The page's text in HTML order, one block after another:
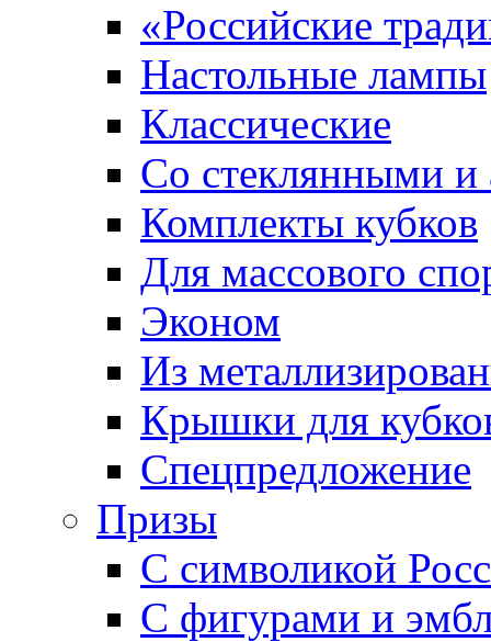
«Российские
Настольные лампы
Классические
Со стеклянными
Комплекты кубков
Для массового
Эконом
Из
Крышки для
Спецпредложение
Призы
С символикой
С фигурами и